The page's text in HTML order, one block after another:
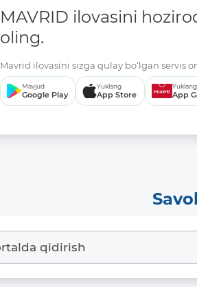
MAVRID ilovasini
oling.
Mavrid ilovasini sizga qulay bo‘lgan servis
Mavjud
Google Play
Yuklang
App Store
Yuklang
App